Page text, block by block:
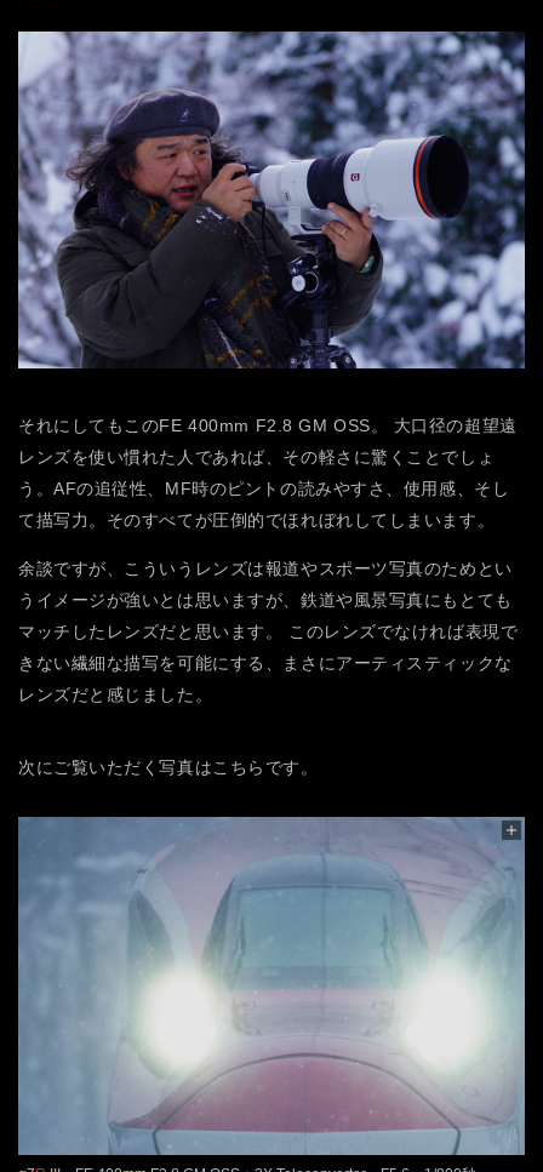
それにしてもこのFE 400mm F2.8 GM OSS。
大口径の超望遠
レンズを使い慣れた人であれば、その軽さに驚くことでしょ
う。AFの追従性、MF時のピントの読みやすさ、使用感、そし
て描写力。そのすべてが圧倒的でほれぼれしてしまいます。
余談ですが、こういうレンズは報道やスポーツ写真のためとい
うイメージが強いとは思いますが、鉄道や風景写真にもとても
マッチしたレンズだと思います。
このレンズでなければ表現で
きない繊細な描写を可能にする、まさにアーティスティックな
レンズだと感じました。
次にご覧いただく写真はこちらです。